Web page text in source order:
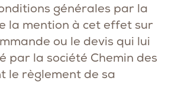
générales par la
la mention à cet effet sur
ou le devis qui lui
par la société Chemin des
le règlement de sa